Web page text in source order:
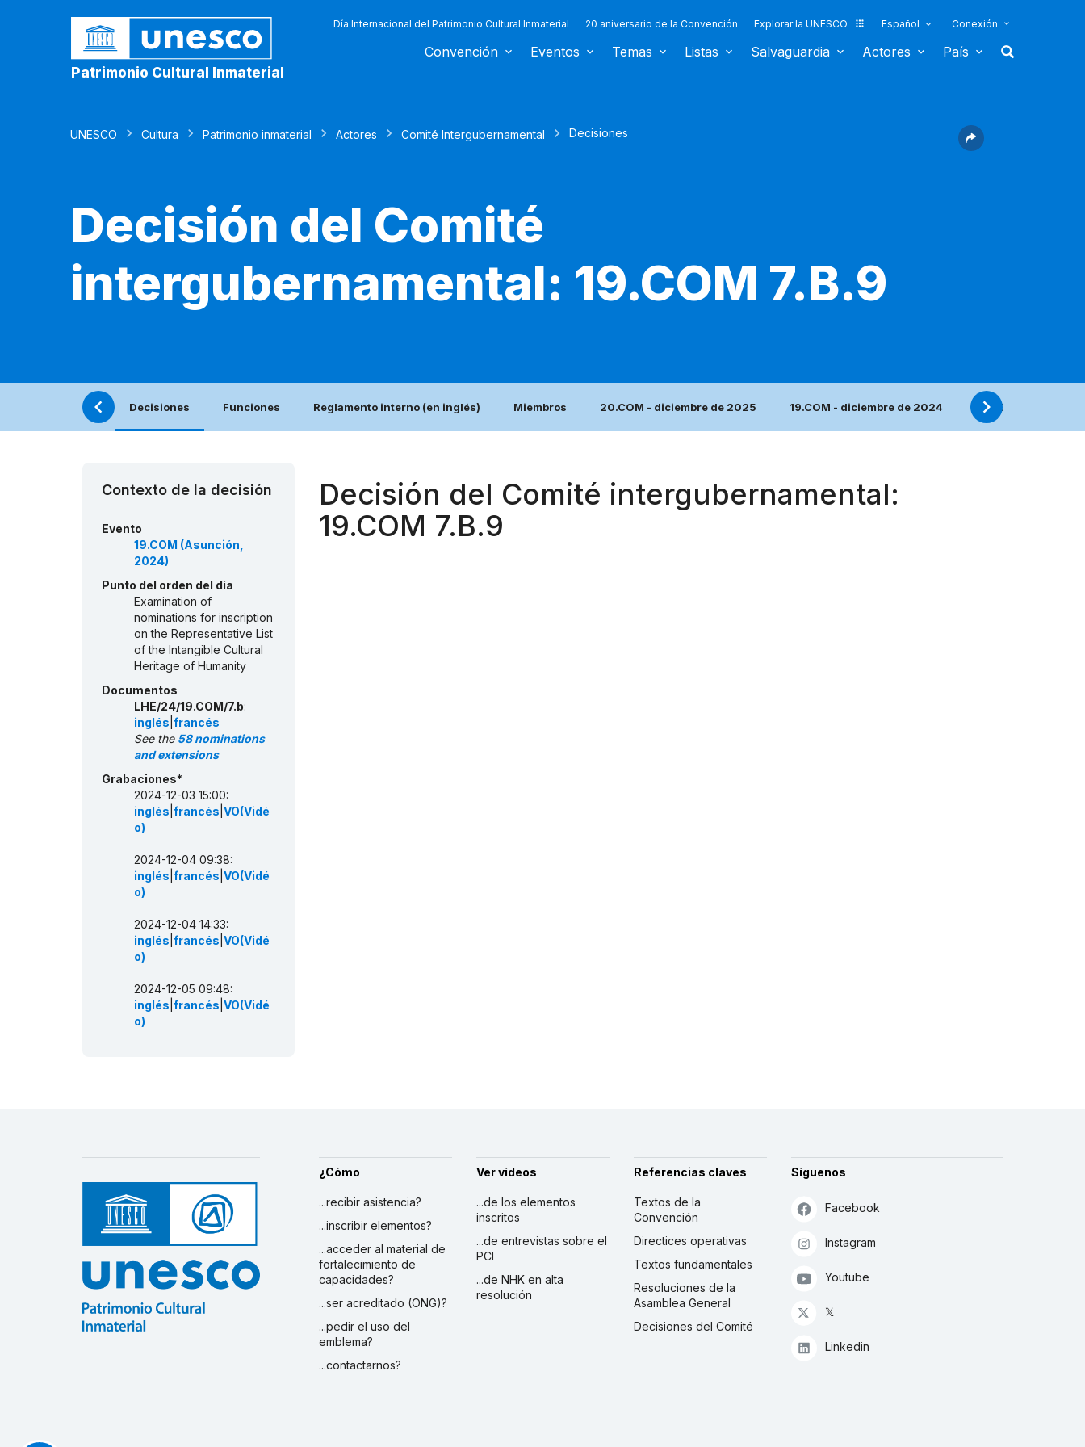
Patrimonio Cultural Inmaterial
Día Internacional del Patrimonio Cultural Inmaterial 20 aniversario de la Convención Explorar la UNESCO Español Conexión
Convención Eventos Temas Listas Salvaguardia Actores País
UNESCO Cultura Patrimonio inmaterial Actores Comité Intergubernamental Decisiones
Decisión del Comité
intergubernamental: 19.COM 7.B.9
Decisiones Funciones Reglamento interno (en inglés) Miembros 20.COM - diciembre de 2025 19.COM - diciembre de 2024 18.COM -
Contexto de la decisión
Evento
19.COM (Asunción,
2024)
Punto del orden del día
Examination of
nominations for inscription
on the Representative List
of the Intangible Cultural
Heritage of Humanity
Documentos
LHE/24/19.COM/7.b:
inglés francés
See the 58 nominations
and extensions
Grabaciones*
2024-12-03 15:00:
inglés francés VO(Vidé
o)
2024-12-04 09:38:
inglés francés VO(Vidé
o)
2024-12-04 14:33:
inglés francés VO(Vidé
o)
2024-12-05 09:48:
inglés francés VO(Vidé
o)
Decisión del Comité intergubernamental:
19.COM 7.B.9
¿Cómo
...recibir asistencia?
...inscribir elementos?
...acceder al material de
fortalecimiento de
capacidades?
...ser acreditado (ONG)?
...pedir el uso del
emblema?
...contactarnos?
Ver vídeos
...de los elementos
inscritos
...de entrevistas sobre el
PCI
...de NHK en alta
resolución
Referencias claves
Textos de la
Convención
Directices operativas
Textos fundamentales
Resoluciones de la
Asamblea General
Decisiones del Comité
Síguenos
Facebook
Instagram
Youtube
𝕏
Linkedin